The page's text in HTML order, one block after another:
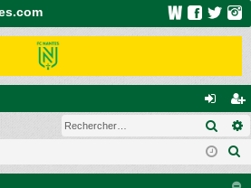
on
ne
ns
cri
pti